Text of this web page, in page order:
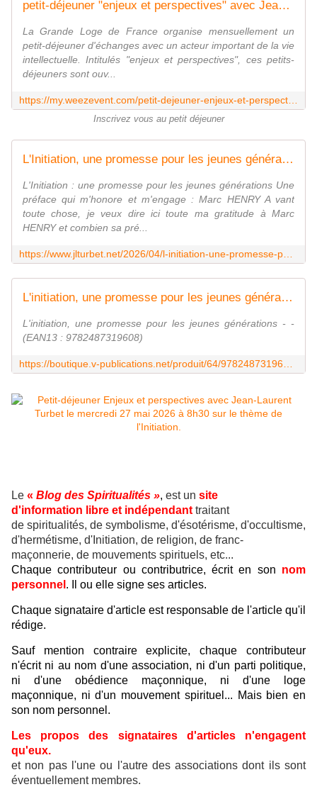
petit-déjeuner "enjeux et perspectives" avec Jean-Laurent Turbet
La Grande Loge de France organise mensuellement un
petit-déjeuner d'échanges avec un acteur important de la vie
intellectuelle. Intitulés "enjeux et perspectives", ces petits-
déjeuners sont ouv...
Inscrivez vous au petit déjeuner
L'Initiation, une promesse pour les jeunes générations, de Jean-Laurent Turbet - Le Blog des Spiritualités
L'Initiation : une promesse pour les jeunes générations Une
préface qui m'honore et m'engage : Marc HENRY A vant
toute chose, je veux dire ici toute ma gratitude à Marc
HENRY et combien sa pré...
L'initiation, une promesse pour les jeunes générations - - (EAN13 : 9782487319608) | Boutique V PUBLICATIONS éditions
L'initiation, une promesse pour les jeunes générations - -
(EAN13 : 9782487319608)
Le « Blog des Spiritualités », est un site
d'information libre et indépendant traitant
de spiritualités, de symbolisme, d'ésotérisme, d'occultisme,
d'hermétisme, d'Initiation, de religion, de franc-
maçonnerie, de mouvements spirituels, etc...
Chaque contributeur ou contributrice, écrit en son nom
personnel . Il ou elle signe ses articles.
Chaque signataire d'article est responsable de l'article qu'il
rédige.
Sauf mention contraire explicite, chaque contributeur
n'écrit ni au nom d'une association, ni d'un parti politique,
ni d'une obédience maçonnique, ni d'une loge
maçonnique, ni d'un mouvement spirituel... Mais bien en
son nom personnel.
Les propos des signataires d'articles n'engagent
qu'eux.
et non pas l'une ou l'autre des associations dont ils sont
éventuellement membres.